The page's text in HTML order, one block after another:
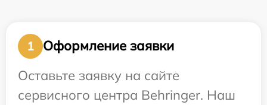
1
Оформление заявки
Оставьте заявку на сайте
сервисного центра Behringer. Наш